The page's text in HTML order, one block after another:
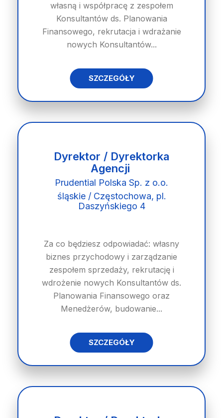
własną i współpracę z zespołem
Konsultantów ds. Planowania
Finansowego, rekrutacja i wdrażanie
nowych Konsultantów...
SZCZEGÓŁY
Dyrektor / Dyrektorka
Agencji
Prudential Polska Sp. z o.o.
śląskie / Częstochowa, pl.
Daszyńskiego 4
Za co będziesz odpowiadać: własny
biznes przychodowy i zarządzanie
zespołem sprzedaży, rekrutację i
wdrożenie nowych Konsultantów ds.
Planowania Finansowego oraz
Menedżerów, budowanie...
SZCZEGÓŁY